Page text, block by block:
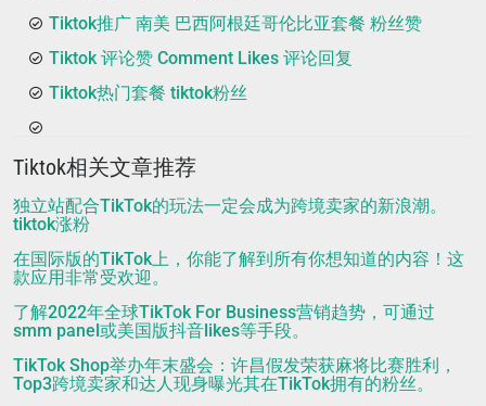
Tiktok推广 南美 巴西阿根廷哥伦比亚套餐 粉丝赞
Tiktok 评论赞 Comment Likes 评论回复
Tiktok热门套餐 tiktok粉丝
Tiktok相关文章推荐
独立站配合TikTok的玩法一定会成为跨境卖家的新浪潮。
tiktok涨粉
在国际版的TikTok上，你能了解到所有你想知道的内容！这
款应用非常受欢迎。
了解2022年全球TikTok For Business营销趋势，可通过
smm panel或美国版抖音likes等手段。
TikTok Shop举办年末盛会：许昌假发荣获麻将比赛胜利，
Top3跨境卖家和达人现身曝光其在TikTok拥有的粉丝。